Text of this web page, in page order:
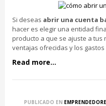
Si deseas abrir una cuenta
hacer es elegir una entidad
producto a que se ajuste a tus
ventajas ofrecidas y los
Read more...
PUBLICADO EN